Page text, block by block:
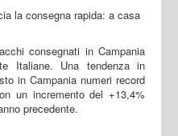
consegnati in Campania
Italiane. Una tendenza in
in Campania numeri record
un incremento del +13,4%
precedente.